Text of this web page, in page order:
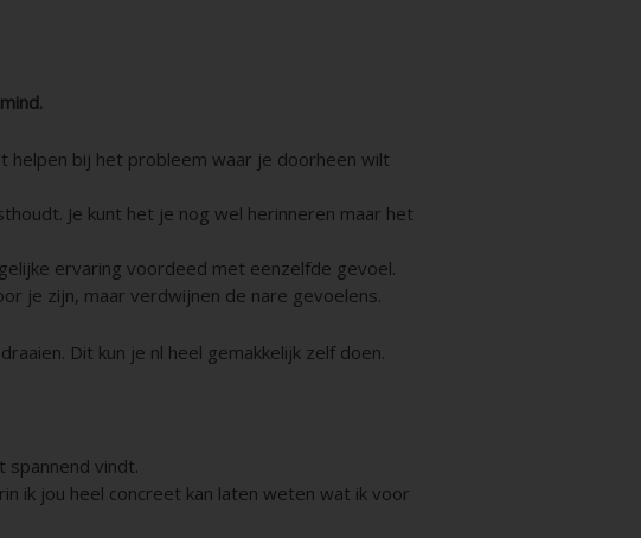
bij het probleem waar je doorheen wilt
Je kunt het je nog wel herinneren maar het
ervaring voordeed met eenzelfde gevoel.
je zijn, maar verdwijnen de nare gevoelens.
Dit kun je nl heel gemakkelijk zelf doen.
spannend vindt.
ik jou heel concreet kan laten weten wat ik voor